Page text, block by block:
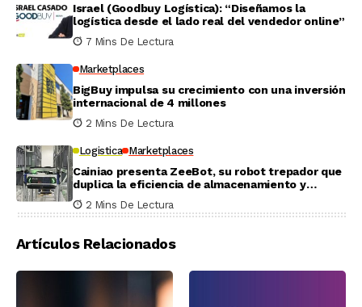
Israel (Goodbuy Logística): “Diseñamos la
logística desde el lado real del vendedor online”
7 Mins De Lectura
Marketplaces
BigBuy impulsa su crecimiento con una inversión
internacional de 4 millones
2 Mins De Lectura
Logistica Marketplaces
Cainiao presenta ZeeBot, su robot trepador que
duplica la eficiencia de almacenamiento y
recogida en pruebas reales
2 Mins De Lectura
Artículos Relacionados